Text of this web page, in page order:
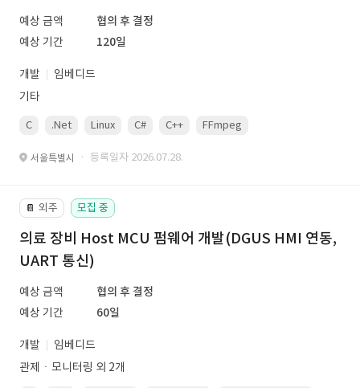
예상 금액
협의 후 결정
예상 기간
120일
개발
임베디드
기타
C .Net Linux C# C++ FFmpeg
서울특별시 · 등록일자 2026.07.28.
📔 외주 모집 중
의료 장비 Host MCU 펌웨어 개발(DGUS HMI 연동,
UART 통신)
예상 금액
협의 후 결정
예상 기간
60일
개발
임베디드
관제ㆍ모니터링 외 2개